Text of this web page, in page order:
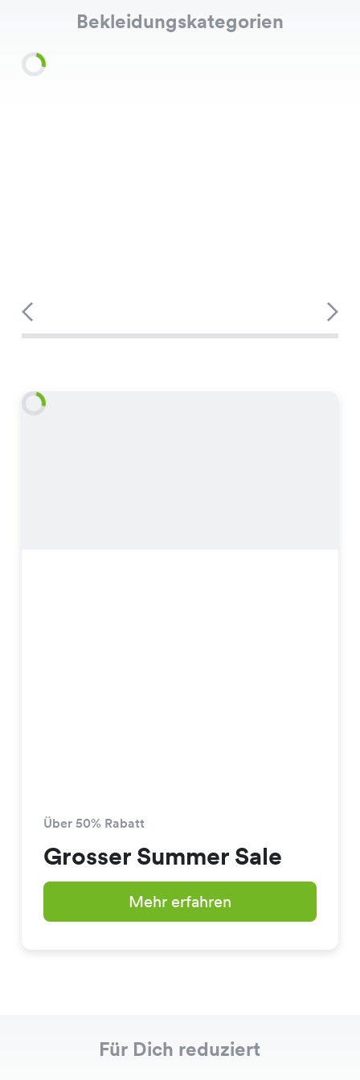
Bekleidungskategorien
Über 50% Rabatt
Grosser Summer Sale
Mehr erfahren
Für Dich reduziert